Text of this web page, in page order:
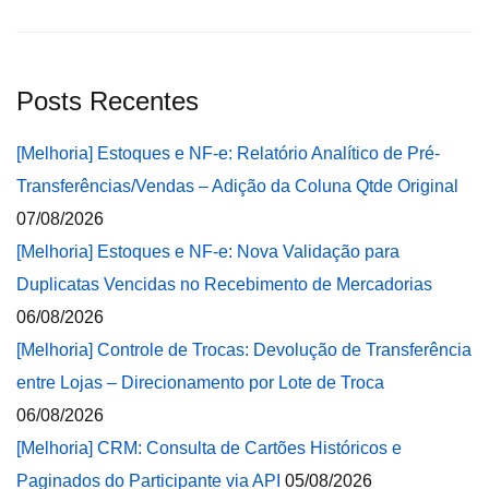
Posts Recentes
[Melhoria] Estoques e NF-e: Relatório Analítico de Pré-
Transferências/Vendas – Adição da Coluna Qtde Original
07/08/2026
[Melhoria] Estoques e NF-e: Nova Validação para
Duplicatas Vencidas no Recebimento de Mercadorias
06/08/2026
[Melhoria] Controle de Trocas: Devolução de Transferência
entre Lojas – Direcionamento por Lote de Troca
06/08/2026
[Melhoria] CRM: Consulta de Cartões Históricos e
Paginados do Participante via API 05/08/2026